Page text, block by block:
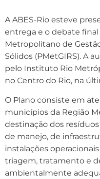
A ABES-Rio esteve
entrega e o debate
Metropolitano de
Sólidos (PMetGIRS). A
pelo Instituto Rio
no Centro do Rio, na
O Plano consiste em
municípios da Região
destinação dos
de manejo, de
instalações
triagem, tratamento e
ambientalmente